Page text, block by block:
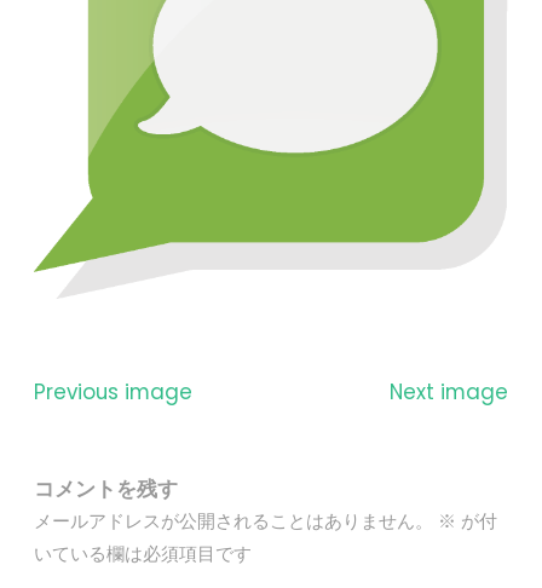
Previous image Next image
コメントを残す
メールアドレスが公開されることはありません。 ※ が付
いている欄は必須項目です